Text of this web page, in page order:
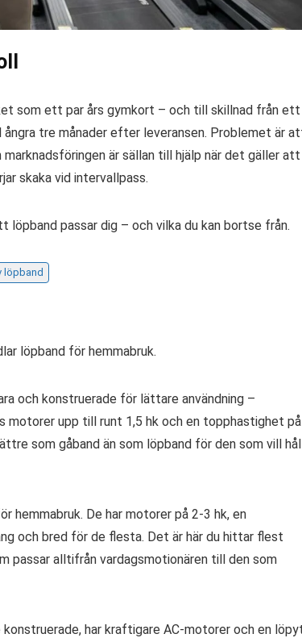
som ett par års gymkort – och till skillnad från ett
tre månader efter leveransen. Problemet är
är sällan till hjälp när det gäller att
skaka vid intervallpass.
löpband passar dig – och vilka du kan bortse från.
löpband
löpband för hemmabruk.
och konstruerade för lättare användning –
motorer upp till runt 1,5 hk och en topphastighet på
som gåband än som löpband för den som vill
hemmabruk. De har motorer på 2-3 hk, en
och bred för de flesta. Det är här du hittar flest
passar alltifrån vardagsmotionären till den som
konstruerade, har kraftigare AC-motorer och en